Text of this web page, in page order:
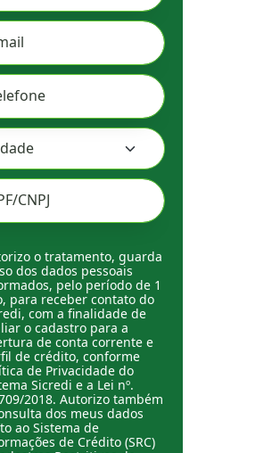
CNPJ
o tratamento, guarda
dos dados pessoais
pelo período de 1
para receber contato do
com a finalidade de
o cadastro para a
de conta corrente e
de crédito, conforme
de Privacidade do
Sicredi e a Lei nº.
2018. Autorizo também
dos meus dados
ao Sistema de
de Crédito (SRC)